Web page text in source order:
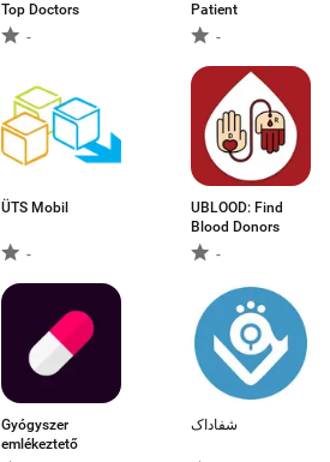
Top Doctors
-
Patient
-
ÜTS Mobil
-
UBLOOD: Find
Blood Donors
-
Gyógyszer
emlékeztető
شفاداک